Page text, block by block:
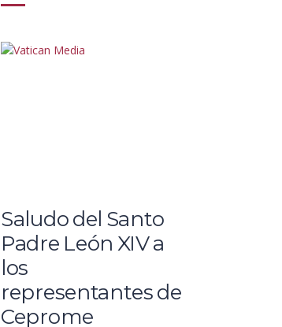
Saludo del Santo
Padre León XIV a
los
representantes de
Ceprome